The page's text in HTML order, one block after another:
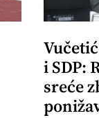
i SDP:
sreće